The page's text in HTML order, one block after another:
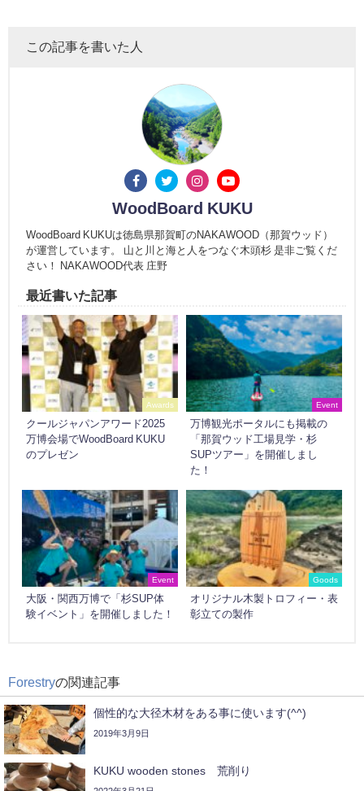
この記事を書いた人
WoodBoard KUKU
WoodBoard KUKUは徳島県那賀町のNAKAWOOD（那賀ウッド）
が運営しています。 山と川と海と人をつなぐ木頭杉 是非ご覧くだ
さい！ NAKAWOOD代表 庄野
最近書いた記事
Awards
クールジャパンアワード2025
万博会場でWoodBoard KUKU
のプレゼン
Event
万博観光ポータルにも掲載の
「那賀ウッド工場見学・杉
SUPツアー」を開催しまし
た！
Event
大阪・関西万博で「杉SUP体
験イベント」を開催しました！
Goods
オリジナル木製トロフィー・表
彰立ての製作
Forestryの関連記事
個性的な大径木材をある事に使います(^^)
2019年3月9日
KUKU wooden stones 荒削り